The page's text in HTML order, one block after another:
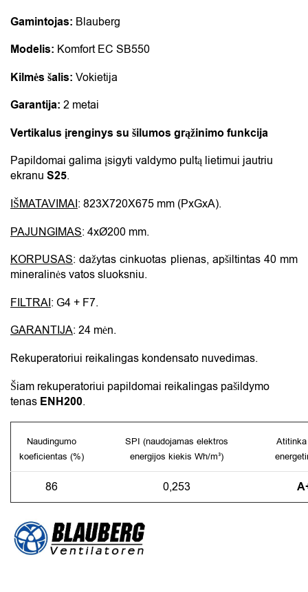
Gamintojas: Blauberg
Modelis: Komfort EC SB550
Kilmės šalis: Vokietija
Garantija: 2 metai
Vertikalus įrenginys su šilumos grąžinimo funkcija
Papildomai galima įsigyti valdymo pultą lietimui jautriu
ekranu S25.
IŠMATAVIMAI: 823X720X675 mm (PxGxA).
PAJUNGIMAS: 4xØ200 mm.
KORPUSAS: dažytas cinkuotas plienas, apšiltintas 40 mm
mineralinės vatos sluoksniu.
FILTRAI: G4 + F7.
GARANTIJA: 24 mėn.
Rekuperatoriui reikalingas kondensato nuvedimas.
Šiam rekuperatoriui papildomai reikalingas pašildymo
tenas ENH200.
Naudingumo
koeficientas (%)
SPI (naudojamas elektros
energijos kiekis Wh/m³)
86 0,253